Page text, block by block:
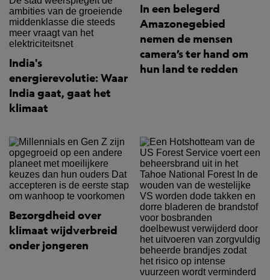
India's
energierevolutie: Waar
India gaat, gaat het
klimaat
In een belegerd
Amazonegebied
nemen de mensen
camera’s ter hand om
hun land te redden
Bezorgdheid over
klimaat wijdverbreid
onder jongeren